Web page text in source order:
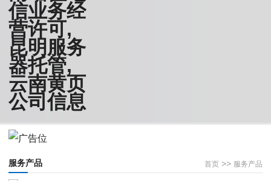
首页 >> 服务产品
服务产品